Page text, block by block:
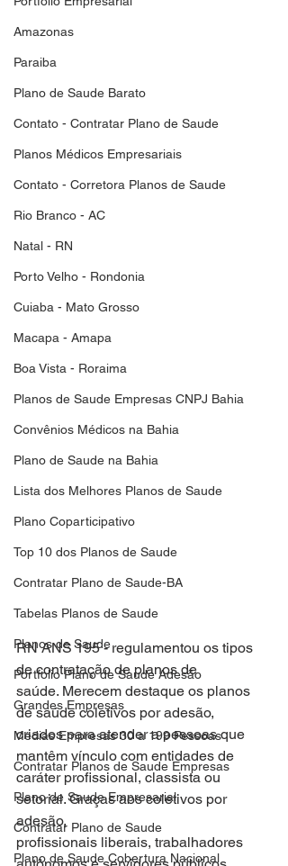
Amazonas
Paraiba
Plano de Saude Barato
Contato - Contratar Plano de Saude
Planos Médicos Empresariais
Contato - Corretora Planos de Saude
Rio Branco - AC
Natal - RN
Porto Velho - Rondonia
Cuiaba - Mato Grosso
Macapa - Amapa
Boa Vista - Roraima
Planos de Saude Empresas CNPJ Bahia
Convênios Médicos na Bahia
Plano de Saude na Bahia
Lista dos Melhores Planos de Saude
Plano Coparticipativo
Top 10 dos Planos de Saude
Contratar Plano de Saude-BA
Tabelas Planos de Saude
Planos de Saude
Portfolio Plano de Saude Adesão
Grandes Empresas
Medias Empresas 30 a 199 Pessoas
Contratar Planos de Saude Empresas
Plano de Saude Empresarial
Contratar Plano de Saude
Plano de Saude Cobertura Nacional
RN ANS 195 - regulamentou os tipos
de contratação de planos de
saúde. Merecem destaque os planos
de saúde coletivos por adesão,
criados para atender a pessoas que
mantêm vínculo com entidades de
caráter profissional, classista ou
setorial. Graças aos coletivos por
adesão,
profissionais liberais, trabalhadores